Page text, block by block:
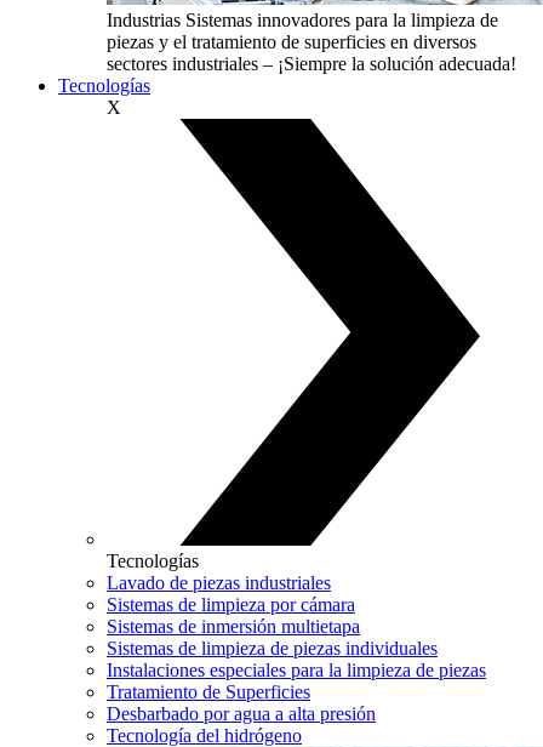
Industrias Sistemas innovadores para la limpieza de
piezas y el tratamiento de superficies en diversos
sectores industriales – ¡Siempre la solución adecuada!
Tecnologías
X
Tecnologías
Lavado de piezas industriales
Sistemas de limpieza por cámara
Sistemas de inmersión multietapa
Sistemas de limpieza de piezas individuales
Instalaciones especiales para la limpieza de piezas
Tratamiento de Superficies
Desbarbado por agua a alta presión
Tecnología del hidrógeno